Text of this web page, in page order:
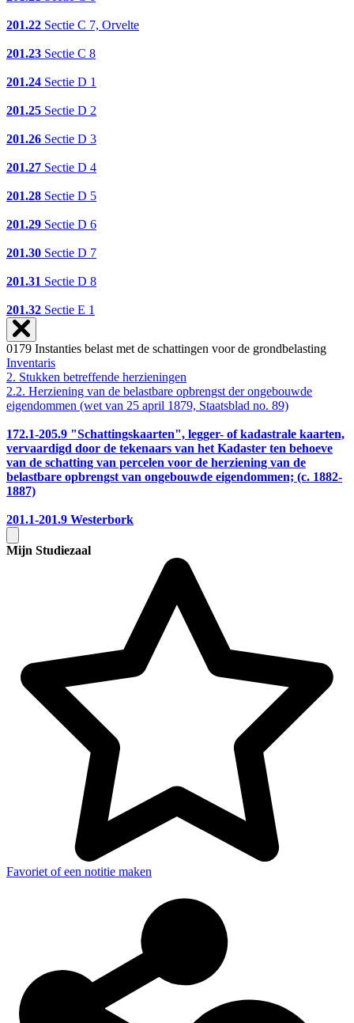
201.22 Sectie C 7, Orvelte
201.23 Sectie C 8
201.24 Sectie D 1
201.25 Sectie D 2
201.26 Sectie D 3
201.27 Sectie D 4
201.28 Sectie D 5
201.29 Sectie D 6
201.30 Sectie D 7
201.31 Sectie D 8
201.32 Sectie E 1
0179 Instanties belast met de schattingen voor de grondbelasting
Inventaris
2. Stukken betreffende herzieningen
2.2. Herziening van de belastbare opbrengst der ongebouwde
eigendommen (wet van 25 april 1879, Staatsblad no. 89)
172.1-205.9 "Schattingskaarten", legger- of kadastrale kaarten,
vervaardigd door de tekenaars van het Kadaster ten behoeve
van de schatting van percelen voor de herziening van de
belastbare opbrengst van ongebouwde eigendommen; (c. 1882-
1887)
201.1-201.9 Westerbork
Mijn Studiezaal
Favoriet of een notitie maken